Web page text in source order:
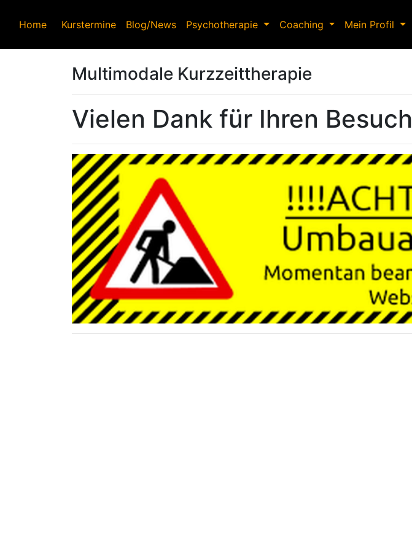
Home Kurstermine Blog/News Psychotherapie Coaching Mein Profil
Multimodale Kurzzeittherapie
Vielen Dank für Ihren Besuch